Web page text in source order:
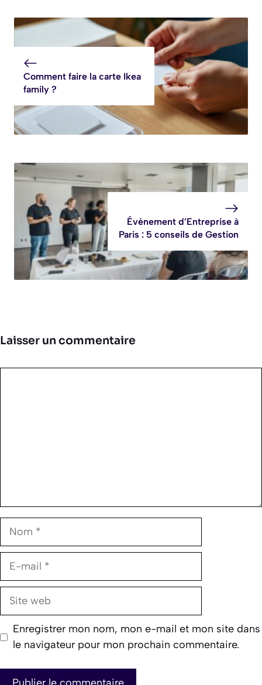
Comment faire la carte Ikea
family ?
Événement d’Entreprise à
Paris : 5 conseils de Gestion
Laisser un commentaire
Nom
E-
Site
Enregistrer mon nom, mon e-mail et mon site dans
le navigateur pour mon prochain commentaire.